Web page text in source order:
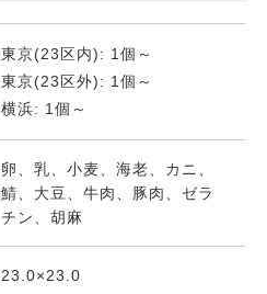
東京(23区内): 1個～
東京(23区外): 1個～
横浜: 1個～
卵、乳、小麦、海老、カニ、
鯖、大豆、牛肉、豚肉、ゼラ
チン、胡麻
23.0×23.0